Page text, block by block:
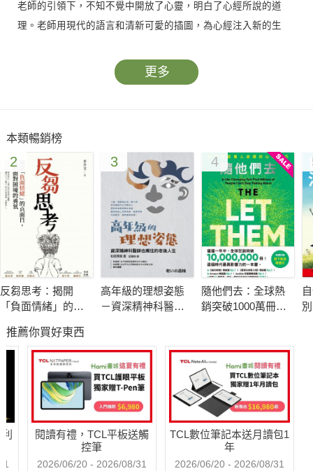
老師的引領下，不知不覺中開放了心靈，明白了心經所說的道
理。老師用現代的語言和清新可愛的插圖，為心經注入新的生
本書淺白易明，非只為宗教之人而生，什麼信奉的人，也可讀、
可明、可有機會享受這一本美書。這本書的風格一如以往，不用
更多
本類暢銷榜
2
反芻思考：揭開
「負面情緒」的真
境的勇氣
3
高年級的理想姿態
－資深精神科醫師
4
隨他們去：全球熱
銷突破1000萬冊現
巧【附放下執念明
信片圖】
推薦你買好東西
閱讀有禮，TCL平板送觸
控筆
2026/06/20 - 2026/08/31
TCL數位筆記本送月讀包1
年
2026/06/20 - 2026/08/31